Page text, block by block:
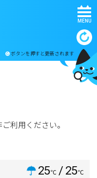
MENU
ボタンを押すと更新されます
利用ください。
25℃ / 25℃